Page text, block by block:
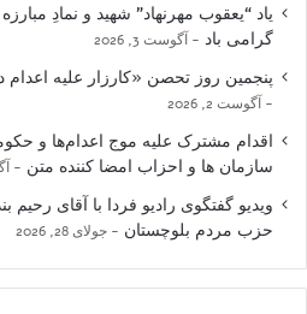
یاد “یعقوب مهرنهاد” شهید و نمادِ
گرامی باد
آگوست 3, 2026
پنجمین روز تحصن «کارزار علیه
آگوست 2, 2026
اقدام مشترک علیه موج اعدام‌ها و
سازمان ها و احزاب امضا کننده متن
ویدیو گفتگوی رادیو فردا با آقای
حزب مردم بلوچستان
جولای 28, 2026